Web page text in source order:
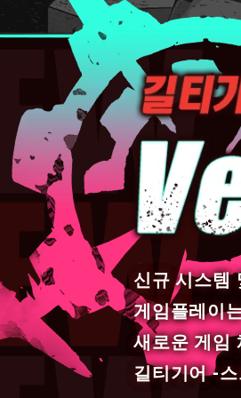
신규 시스템
게임플레이
새로운 게임
길티기어 -